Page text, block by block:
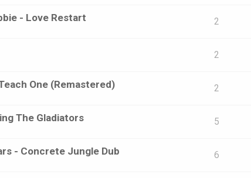
- Love Restart 2
2
One (Remastered) 2
The Gladiators 5
- Concrete Jungle Dub 6